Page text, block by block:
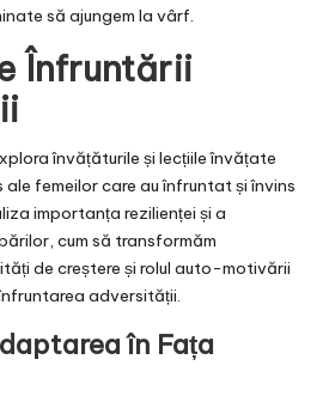
să ajungem la vârf.
Înfruntării
învățăturile și lecțiile învățate
femeilor care au înfruntat și învins
importanța rezilienței și a
cum să transformăm
de creștere și rolul auto-motivării
adversității.
în Fața